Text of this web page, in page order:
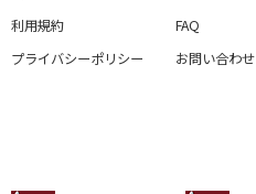
利用規約
プライバシーポリシー
FAQ
お問い合わせ